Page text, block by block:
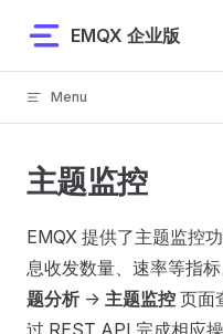
Skip to content
EMQX 企业版
Menu
主题监控
EMQX 提供了主题监控
息收发数量、速率等指
题分析-> 主题监控 页面
过 REST API 完成相应操